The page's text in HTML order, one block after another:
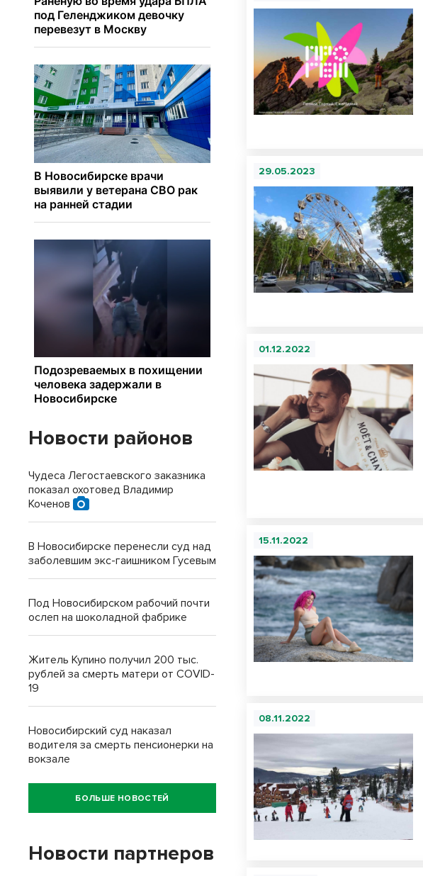
29.05.2023
01.12.2022
15.11.2022
08.11.2022
Новости районов
Чудеса Легостаевского заказника
показал охотовед Владимир
Коченов
В Новосибирске перенесли суд над
заболевшим экс-гаишником Гусевым
Под Новосибирском рабочий почти
ослеп на шоколадной фабрике
Житель Купино получил 200 тыс.
рублей за смерть матери от COVID-
19
Новосибирский суд наказал
водителя за смерть пенсионерки на
вокзале
БОЛЬШЕ НОВОСТЕЙ
Новости партнеров